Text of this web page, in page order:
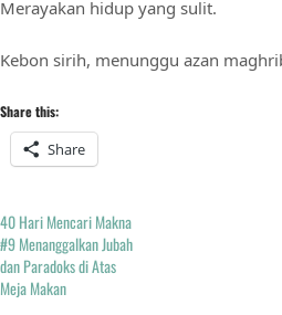
Merayakan hidup yang sulit.
Kebon sirih, menunggu azan
Share this:
Share
40 Hari Mencari Makna
#9 Menanggalkan Jubah
dan Paradoks di Atas
Meja Makan